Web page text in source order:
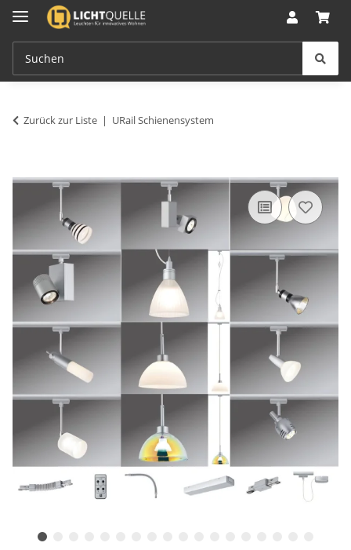
Zurück zur Liste URail Schienensystem